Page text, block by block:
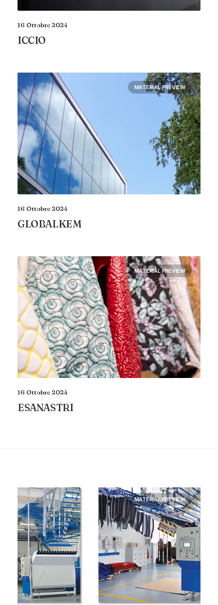
16 Ottobre 2024
ICCIO
MATERIAL PREVIEW
16 Ottobre 2024
GLOBALKEM
MATERIAL PREVIEW
16 Ottobre 2024
ESANASTRI
MATERIAL PREVIEW